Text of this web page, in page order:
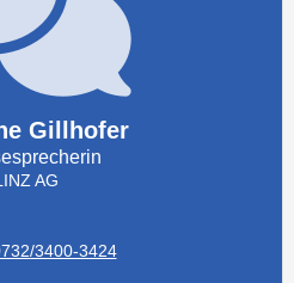
Gillhofer
AG
3400-3424